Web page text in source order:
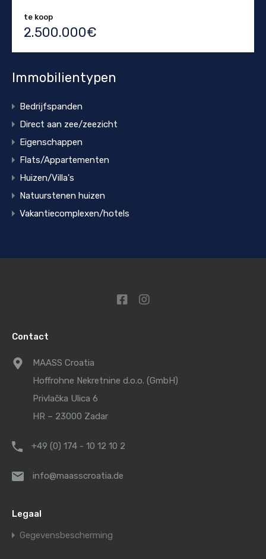
te koop
2.500.000€
Immobilientypen
Bedrijfspanden
Direct aan zee/zeezicht
Eigenschappen
Flats/Appartementen
Huizen/Villa's
Natuurstenen huizen
Vakantiecomplexen/hotels
Contact
MAASS Croatia
Hoffrohne Nekretnine d.o.o. (GmbH)
Privlačka Ulica 6
HR – 23000 Zadar
+49 (0) 174 - 10 12 10 2
info@maasscroatia.de
Legaal
Gegevensbescherming